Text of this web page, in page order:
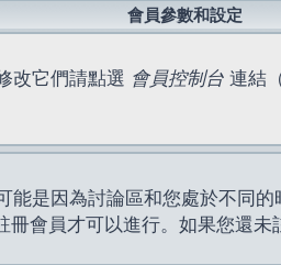
會員參數和設定
改它們請點選 會員控制台 連結
是因為討論區和您處於不同
會員才可以進行。如果您還未